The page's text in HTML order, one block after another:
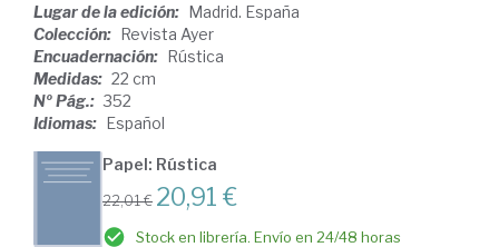
Lugar de la edición: Madrid. España
Colección: Revista Ayer
Encuadernación: Rústica
Medidas: 22 cm
Nº Pág.: 352
Idiomas: Español
Papel: Rústica
22,01 € 20,91 €
Stock en librería. Envío en 24/48 horas